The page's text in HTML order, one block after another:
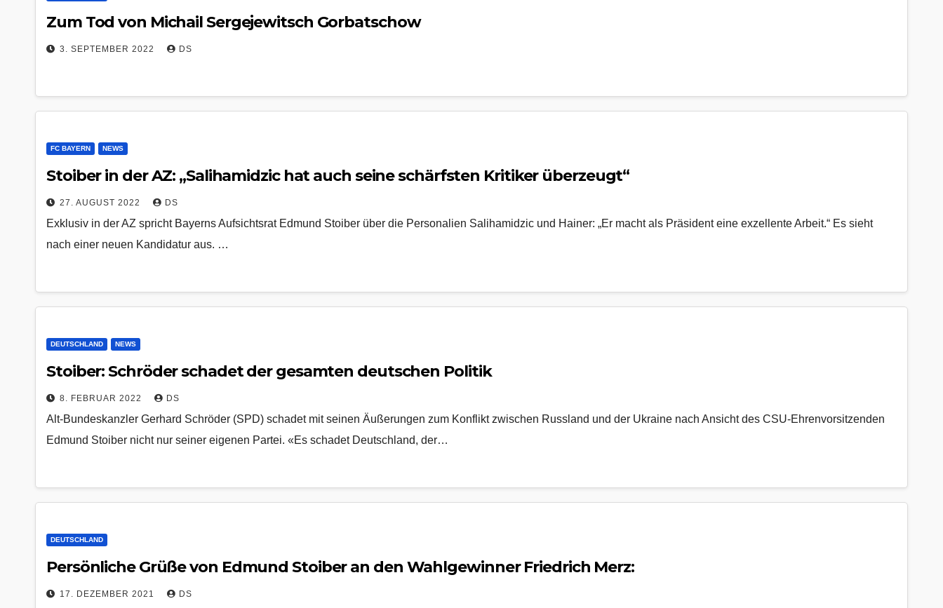
Zum Tod von Michail Sergejewitsch Gorbatschow
3. SEPTEMBER 2022 DS
FC BAYERN NEWS
Stoiber in der AZ: „Salihamidzic hat auch seine schärfsten Kritiker überzeugt“
27. AUGUST 2022 DS
Exklusiv in der AZ spricht Bayerns Aufsichtsrat Edmund Stoiber über die Personalien Salihamidzic und Hainer: „Er macht als Präsident eine exzellente Arbeit.“ Es sieht
nach einer neuen Kandidatur aus. …
DEUTSCHLAND NEWS
Stoiber: Schröder schadet der gesamten deutschen Politik
8. FEBRUAR 2022 DS
Alt-Bundeskanzler Gerhard Schröder (SPD) schadet mit seinen Äußerungen zum Konflikt zwischen Russland und der Ukraine nach Ansicht des CSU-Ehrenvorsitzenden
Edmund Stoiber nicht nur seiner eigenen Partei. «Es schadet Deutschland, der…
DEUTSCHLAND
Persönliche Grüße von Edmund Stoiber an den Wahlgewinner Friedrich Merz:
17. DEZEMBER 2021 DS